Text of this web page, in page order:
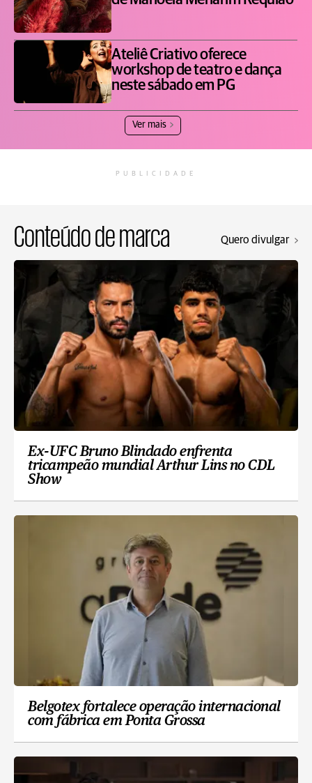
Ateliê Criativo oferece
workshop de teatro e dança
neste sábado em PG
Ver mais
PUBLICIDADE
Conteúdo de marca Quero divulgar
Ex-UFC Bruno Blindado enfrenta
tricampeão mundial Arthur Lins no CDL
Show
Belgotex fortalece operação internacional
com fábrica em Ponta Grossa